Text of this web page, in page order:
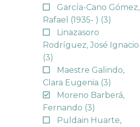
García-Cano Gómez,
Rafael (1935- ) (3)
Linazasoro
Rodríguez, José Ignacio
(3)
Maestre Galindo,
Clara Eugenia (3)
Moreno Barberá,
Fernando (3)
Puldain Huarte,